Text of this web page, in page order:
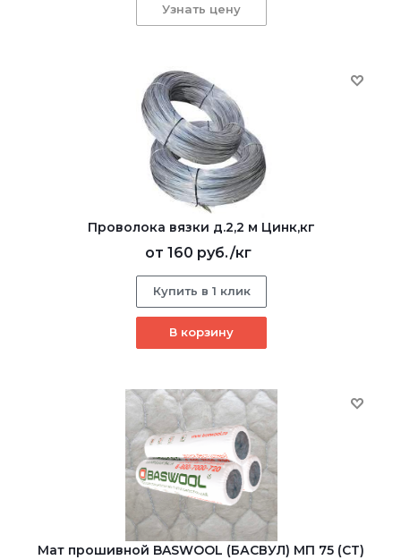
Узнать цену
Проволока вязки д.2,2 м Цинк,кг
от 160 руб./кг
Купить в 1 клик
В корзину
Мат прошивной BASWOOL (БАСВУЛ) МП 75 (СТ)